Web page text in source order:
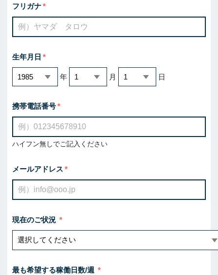
フリガナ
生年月日
年 月 日
携帯電話番号
ハイフン無しでご記入ください
メールアドレス
現在のご状況
最も希望する稼働日数/週